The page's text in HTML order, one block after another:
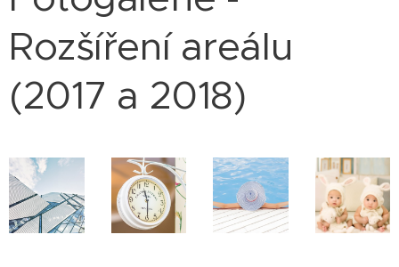
Rozšíření areálu
(2017 a 2018)